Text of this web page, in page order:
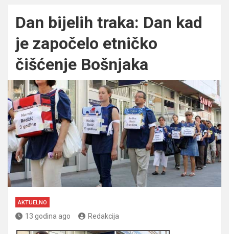
Dan bijelih traka: Dan kad
je započelo etničko
čišćenje Bošnjaka
AKTUELNO
13 godina ago Redakcija